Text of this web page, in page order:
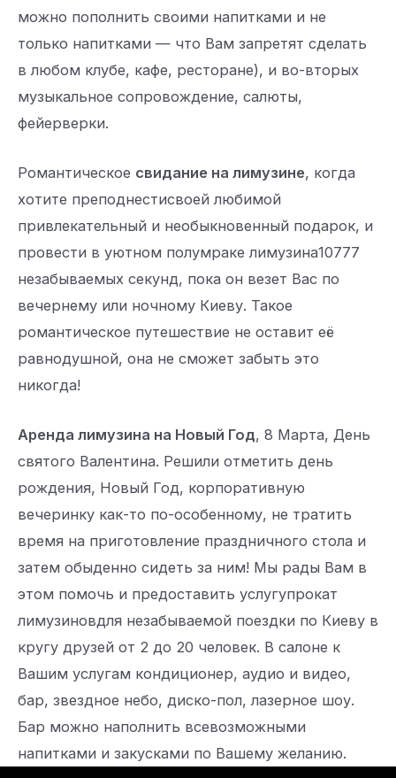
можно пополнить своими напитками и не
только напитками — что Вам запретят сделать
в любом клубе, кафе, ресторане), и во-вторых
музыкальное сопровождение, салюты,
фейерверки.
Романтическое свидание на лимузине, когда
хотите преподнестисвоей любимой
привлекательный и необыкновенный подарок, и
провести в уютном полумраке лимузина10777
незабываемых секунд, пока он везет Вас по
вечернему или ночному Киеву. Такое
романтическое путешествие не оставит её
равнодушной, она не сможет забыть это
никогда!
Аренда лимузина на Новый Год, 8 Марта, День
святого Валентина. Решили отметить день
рождения, Новый Год, корпоративную
вечеринку как-то по-особенному, не тратить
время на приготовление праздничного стола и
затем обыденно сидеть за ним! Мы рады Вам в
этом помочь и предоставить услугупрокат
лимузиновдля незабываемой поездки по Киеву в
кругу друзей от 2 до 20 человек. В салоне к
Вашим услугам кондиционер, аудио и видео,
бар, звездное небо, диско-пол, лазерное шоу.
Бар можно наполнить всевозможными
напитками и закусками по Вашему желанию.